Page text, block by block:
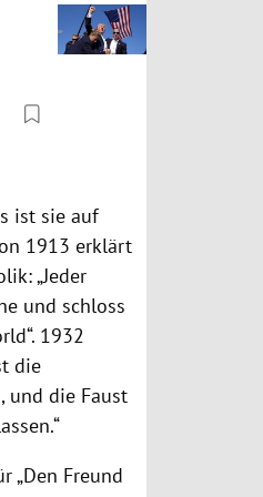
ist sie auf
1913 erklärt
„Jeder
und schloss
1932
die
und die Faust
„Den Freund